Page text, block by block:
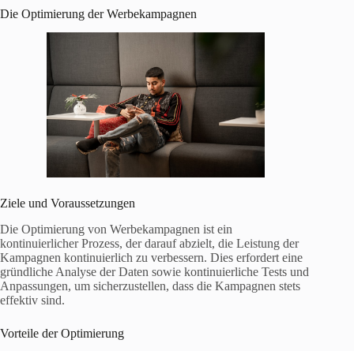
Die Optimierung der Werbekampagnen
Ziele und Voraussetzungen
Die Optimierung von Werbekampagnen ist ein
kontinuierlicher Prozess, der darauf abzielt, die Leistung der
Kampagnen kontinuierlich zu verbessern. Dies erfordert eine
gründliche Analyse der Daten sowie kontinuierliche Tests und
Anpassungen, um sicherzustellen, dass die Kampagnen stets
effektiv sind.
Vorteile der Optimierung